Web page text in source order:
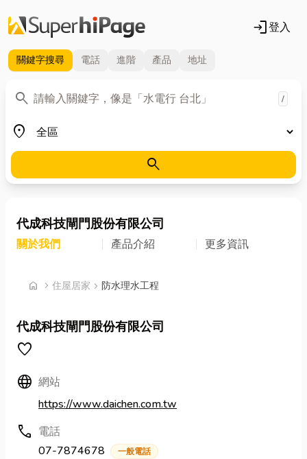
login登入
關鍵字搜尋 電話 進階 產品 地址
search
關鍵字 /
place
地區
search
代成科技閘門股份有限公司
關於我們 產品介紹 更多資訊
home chevron_right 首頁
住屋居家 chevron_right 防水理水工程
代成科技閘門股份有限公司
favorite
Language 網站
https://www.daichen.com.tw
call 電話
07-7874678
一般電話